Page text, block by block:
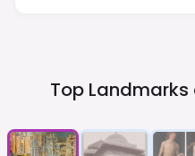
Top Landmarks